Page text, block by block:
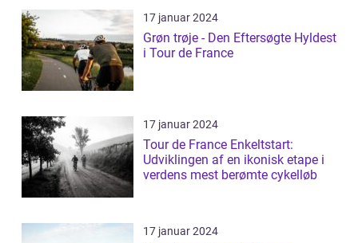
17 januar 2024
Grøn trøje - Den Eftersøgte Hyldest
i Tour de France
17 januar 2024
Tour de France Enkeltstart:
Udviklingen af en ikonisk etape i
verdens mest berømte cykelløb
17 januar 2024